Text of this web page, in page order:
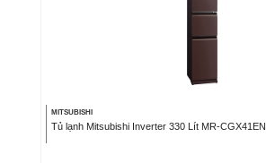
MITSUBISHI
Tủ lạnh Mitsubishi Inverter 330 Lít MR-